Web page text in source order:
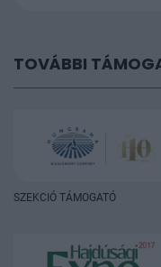
TOVÁBBI
SZEKCIÓ TÁMOGATÓ